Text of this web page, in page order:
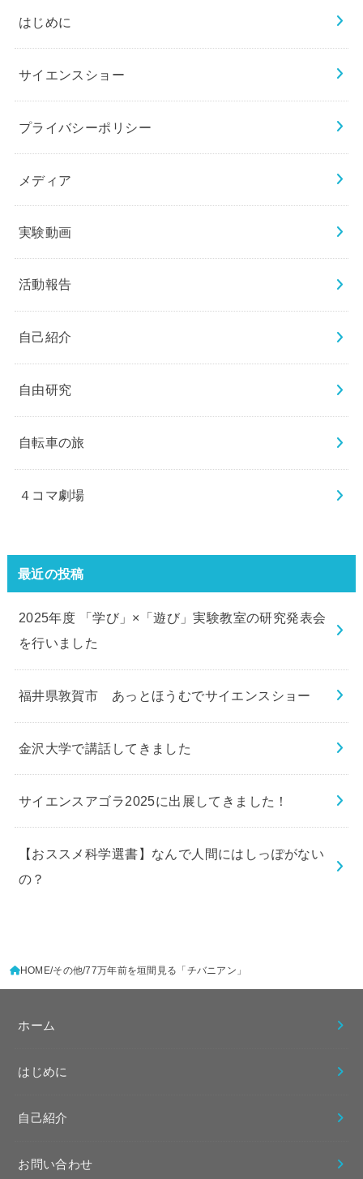
はじめに
サイエンスショー
プライバシーポリシー
メディア
実験動画
活動報告
自己紹介
自由研究
自転車の旅
４コマ劇場
最近の投稿
2025年度 「学び」×「遊び」実験教室の研究発表会
を行いました
福井県敦賀市 あっとほうむでサイエンスショー
金沢大学で講話してきました
サイエンスアゴラ2025に出展してきました！
【おススメ科学選書】なんで人間にはしっぽがない
の？
HOME その他 77万年前を垣間見る「チバニアン」
ホーム
はじめに
自己紹介
お問い合わせ